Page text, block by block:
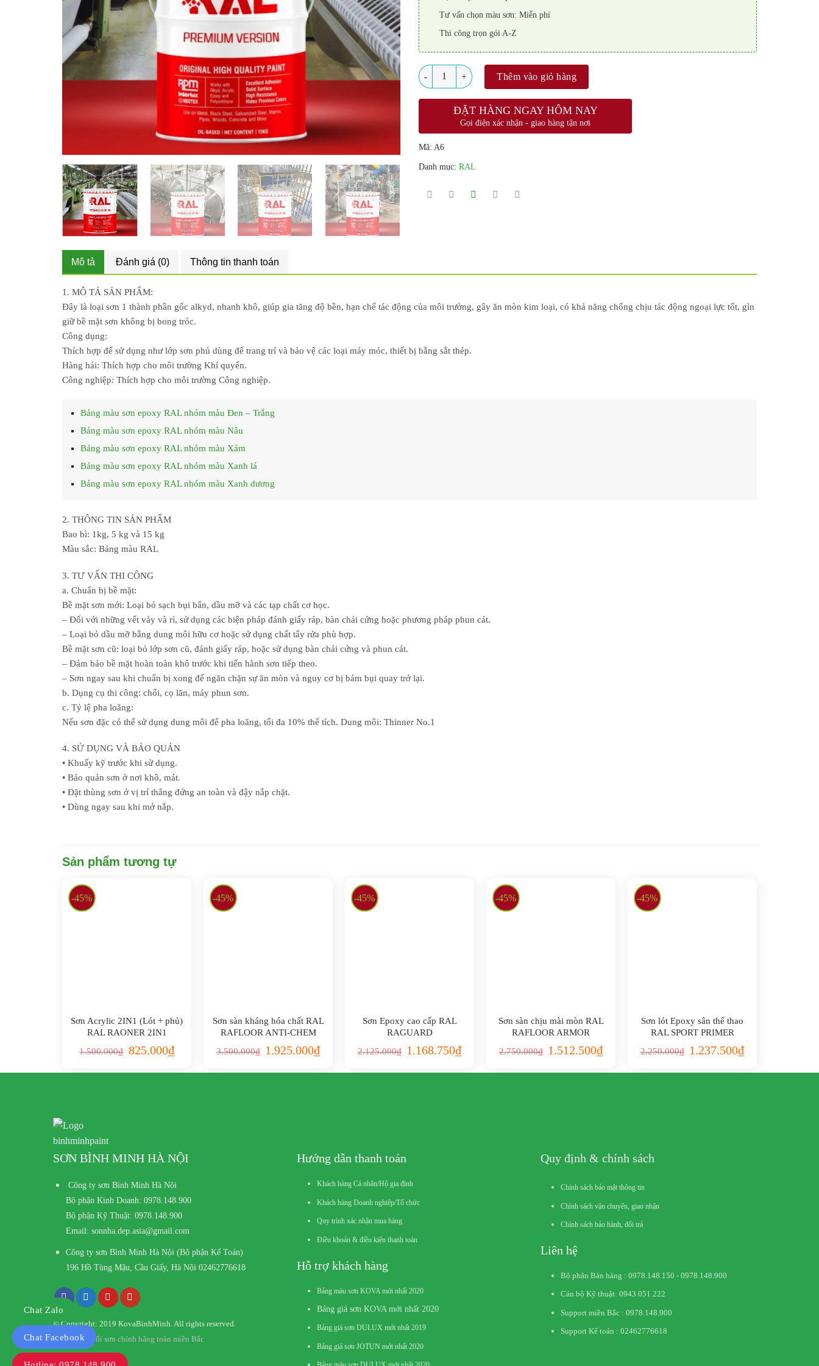
Tư vấn chọn màu sơn: Miễn phí
Thi công trọn gói A-Z
Số lượng
Thêm vào giỏ hàng
ĐẶT HÀNG NGAY HÔM NAY
Gọi điện xác nhận - giao hàng tận nơi
Mã: A6
Danh mục: RAL
Mô tả Đánh giá (0) Thông tin thanh toán
1. MÔ TẢ SẢN PHẨM:
Đây là loại sơn 1 thành phần gốc alkyd, nhanh khô, giúp gia tăng độ bền, hạn chế tác động của môi trường, gây ăn mòn kim loại, có khả năng chống chịu tác động ngoại lực tốt, gìn
giữ bề mặt sơn không bị bong tróc.
Công dụng:
Thích hợp để sử dụng như lớp sơn phủ dùng để trang trí và bảo vệ các loại máy móc, thiết bị bằng sắt thép.
Hàng hải: Thích hợp cho môi trường Khí quyển.
Công nghiệp: Thích hợp cho môi trường Công nghiệp.
Bảng màu sơn epoxy RAL nhóm màu Đen – Trắng
Bảng màu sơn epoxy RAL nhóm màu Nâu
Bảng màu sơn epoxy RAL nhóm màu Xám
Bảng màu sơn epoxy RAL nhóm màu Xanh lá
Bảng màu sơn epoxy RAL nhóm màu Xanh dương
2. THÔNG TIN SẢN PHẨM
Bao bì: 1kg, 5 kg và 15 kg
Màu sắc: Bảng màu RAL
3. TƯ VẤN THI CÔNG
a. Chuẩn bị bề mặt:
Bề mặt sơn mới: Loại bỏ sạch bụi bẩn, dầu mỡ và các tạp chất cơ học.
– Đối với những vết vảy và rỉ, sử dụng các biện pháp đánh giấy ráp, bàn chải cứng hoặc phương pháp phun cát.
– Loại bỏ dầu mỡ bằng dung môi hữu cơ hoặc sử dụng chất tẩy rửa phù hợp.
Bề mặt sơn cũ: loại bỏ lớp sơn cũ, đánh giấy ráp, hoặc sử dụng bàn chải cứng và phun cát.
– Đảm bảo bề mặt hoàn toàn khô trước khi tiến hành sơn tiếp theo.
– Sơn ngay sau khi chuẩn bị xong để ngăn chặn sự ăn mòn và nguy cơ bị bám bụi quay trở lại.
b. Dụng cụ thi công: chổi, cọ lăn, máy phun sơn.
c. Tỷ lệ pha loãng:
Nếu sơn đặc có thể sử dụng dung môi để pha loãng, tối đa 10% thể tích. Dung môi: Thinner No.1
4. SỬ DỤNG VÀ BẢO QUẢN
• Khuấy kỹ trước khi sử dụng.
• Bảo quản sơn ở nơi khô, mát.
• Đặt thùng sơn ở vị trí thẳng đứng an toàn và đậy nắp chặt.
• Dùng ngay sau khi mở nắp.
Sản phẩm tương tự
-45%
Sơn Acrylic 2IN1 (Lót + phủ)
RAL RAONER 2IN1
1.500.000₫ 825.000₫
-45%
Sơn sàn kháng hóa chất RAL
RAFLOOR ANTI-CHEM
3.500.000₫ 1.925.000₫
-45%
Sơn Epoxy cao cấp RAL
RAGUARD
2.125.000₫ 1.168.750₫
-45%
Sơn sàn chịu mài mòn RAL
RAFLOOR ARMOR
2.750.000₫ 1.512.500₫
-45%
Sơn lót Epoxy sân thể thao
RAL SPORT PRIMER
2.250.000₫ 1.237.500₫
SƠN BÌNH MINH HÀ NỘI
Công ty sơn Bình Minh Hà Nội
Bộ phận Kinh Doanh: 0978.148.900
Bộ phận Kỹ Thuật: 0978.148.900
Email: sonnha.dep.asia@gmail.com
Công ty sơn Bình Minh Hà Nội (Bộ phận Kế Toán)
196 Hồ Tùng Mậu, Cầu Giấy, Hà Nội 02462776618
© Copyright: 2019 KovaBinhMinh. All rights reserved.
Kho phân phối sơn chính hãng toàn miền Bắc
Hướng dẫn thanh toán
Khách hàng Cá nhân/Hộ gia đình
Khách hàng Doanh nghiệp/Tổ chức
Quy trình xác nhận mua hàng
Điều khoản & điều kiện thanh toán
Hỗ trợ khách hàng
Bảng màu sơn KOVA mới nhất 2020
Bảng giá sơn KOVA mới nhất 2020
Bảng giá sơn DULUX mới nhất 2019
Bảng giá sơn JOTUN mới nhất 2020
Quy định & chính sách
Chính sách bảo mật thông tin
Chính sách vận chuyển, giao nhận
Chính sách bảo hành, đổi trả
Liên hệ
Bộ phận Bán hàng : 0978.148.150 - 0978.148.900
Cán bộ Kỹ thuật: 0943.051.222
Support miền Bắc : 0978.148.900
Support Kế toán : 02462776618
Chat Zalo
Chat Facebook